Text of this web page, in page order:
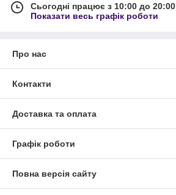
Сьогодні працює з 10:00 до 20:00
Показати весь графік роботи
Про нас
Контакти
Доставка та оплата
Графік роботи
Повна версія сайту